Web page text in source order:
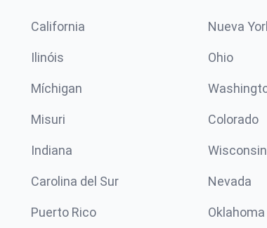
California Nueva
Ilinóis Ohio
Míchigan
Misuri Colorado
Indiana Wisconsin
Carolina del Sur Nevada
Puerto Rico Oklahoma